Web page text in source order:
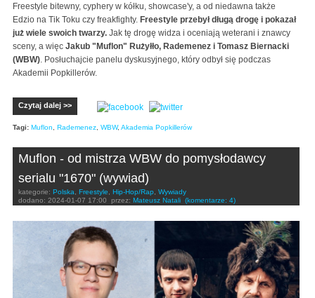
Freestyle bitewny, cyphery w kółku, showcase'y, a od niedawna także
Edzio na Tik Toku czy freakfighty. Freestyle przebył długą drogę i pokazał
już wiele swoich twarzy. Jak tę drogę widza i oceniają weterani i znawcy
sceny, a więc Jakub "Muflon" Rużyłło, Rademenez i Tomasz Biernacki
(WBW) . Posłuchajcie panelu dyskusyjnego, który odbył się podczas
Akademii Popkillerów.
Czytaj dalej >>
Tagi: Muflon Rademenez WBW, Akademia Popkillerów
Muflon - od mistrza WBW do pomysłodawcy
serialu "1670" (wywiad)
kategorie: Polska Freestyle Hip-Hop/Rap
Wywiady
dodano: 2024-01-07 17:00 przez: Mateusz Natali (komentarze: 4)